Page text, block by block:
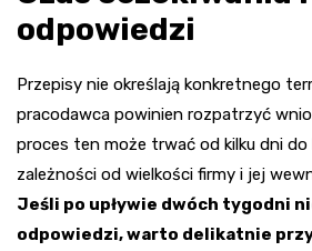
odpowiedzi
Przepisy nie określają konkretnego
pracodawca powinien rozpatrzyć
proces ten może trwać od kilku dni
zależności od wielkości firmy i jej
Jeśli po upływie dwóch tygodni
odpowiedzi, warto delikatnie